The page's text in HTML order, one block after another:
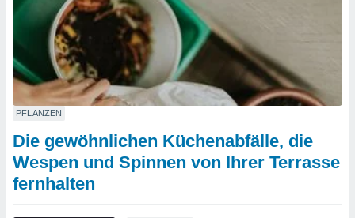
PFLANZEN
Die gewöhnlichen Küchenabfälle, die
Wespen und Spinnen von Ihrer Terrasse
fernhalten